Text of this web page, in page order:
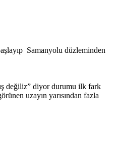
Samanyolu düzleminden
değiliz” diyor durumu ilk fark
uzayın yarısından fazla